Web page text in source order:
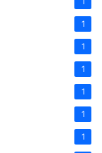
1
1
1
1
1
1